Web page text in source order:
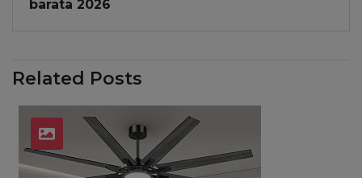
barata 2026
Related Posts